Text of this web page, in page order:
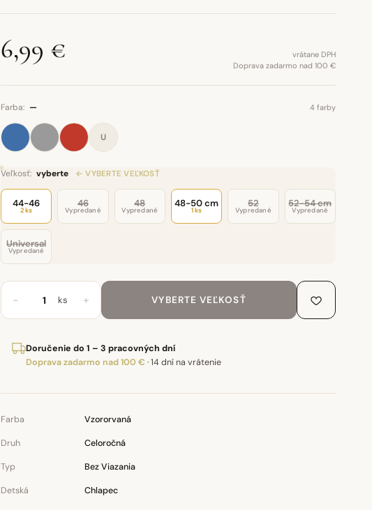
6,99 €
vrátane DPH
Doprava zadarmo nad 100 €
Farba: — 4 farby
U
Veľkosť: vyberte ← VYBERTE VEĽKOSŤ
44-46
2 ks
46
Vypredané
48
Vypredané
48-50 cm
1 ks
52
Vypredané
52-54 cm
Vypredané
Universal
Vypredané
− ks + VYBERTE VEĽKOSŤ
Doručenie do 1 – 3 pracovných dní
Doprava zadarmo nad 100 € ·14 dní na vrátenie
Farba Vzororvaná
Druh Celoročná
Typ Bez Viazania
Detská Chlapec